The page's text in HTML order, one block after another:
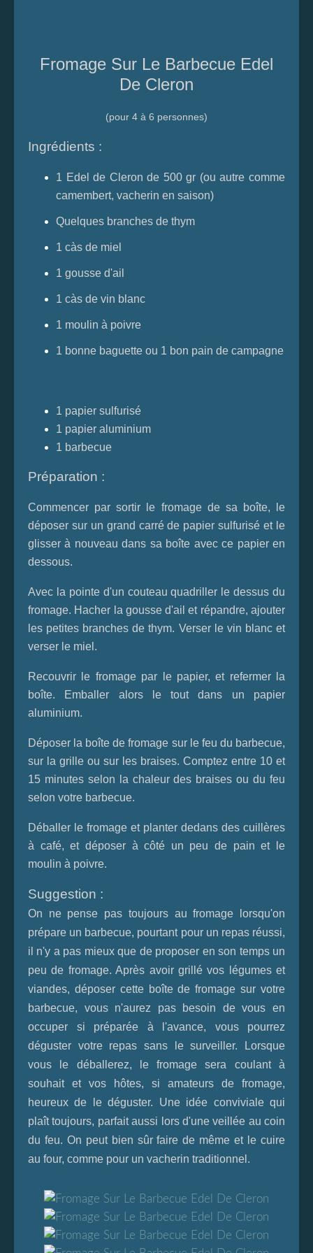
Fromage Sur Le Barbecue Edel
De Cleron
(pour 4 à 6 personnes)
Ingrédients :
1 Edel de Cleron de 500 gr (ou autre comme
camembert, vacherin en saison)
Quelques branches de thym
1 càs de miel
1 gousse d'ail
1 càs de vin blanc
1 moulin à poivre
1 bonne baguette ou 1 bon pain de campagne
1 papier sulfurisé
1 papier aluminium
1 barbecue
Préparation :
Commencer par sortir le fromage de sa boîte, le
déposer sur un grand carré de papier sulfurisé et le
glisser à nouveau dans sa boîte avec ce papier en
dessous.
Avec la pointe d'un couteau quadriller le dessus du
fromage. Hacher la gousse d'ail et répandre, ajouter
les petites branches de thym. Verser le vin blanc et
verser le miel.
Recouvrir le fromage par le papier, et refermer la
boîte. Emballer alors le tout dans un papier
aluminium.
Déposer la boîte de fromage sur le feu du barbecue,
sur la grille ou sur les braises. Comptez entre 10 et
15 minutes selon la chaleur des braises ou du feu
selon votre barbecue.
Déballer le fromage et planter dedans des cuillères
à café, et déposer à côté un peu de pain et le
moulin à poivre.
Suggestion :
On ne pense pas toujours au fromage lorsqu'on
prépare un barbecue, pourtant pour un repas réussi,
il n'y a pas mieux que de proposer en son temps un
peu de fromage. Après avoir grillé vos légumes et
viandes, déposer cette boîte de fromage sur votre
barbecue, vous n'aurez pas besoin de vous en
occuper si préparée à l'avance, vous pourrez
déguster votre repas sans le surveiller. Lorsque
vous le déballerez, le fromage sera coulant à
souhait et vos hôtes, si amateurs de fromage,
heureux de le déguster. Une idée conviviale qui
plaît toujours, parfait aussi lors d'une veillée au coin
du feu. On peut bien sûr faire de même et le cuire
au four, comme pour un vacherin traditionnel.